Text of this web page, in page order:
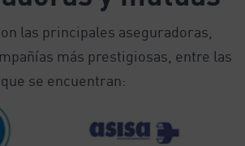
las principales aseguradoras,
más prestigiosas, entre las
que se encuentran: